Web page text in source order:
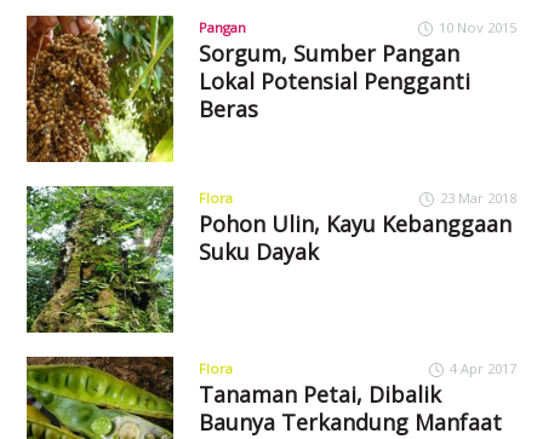
Pangan 10 Nov 2015
Sorgum, Sumber Pangan
Lokal Potensial Pengganti
Beras
Flora 23 Mar 2018
Pohon Ulin, Kayu Kebanggaan
Suku Dayak
Flora 4 Apr 2017
Tanaman Petai, Dibalik
Baunya Terkandung Manfaat